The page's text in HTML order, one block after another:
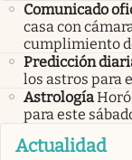
Comunicado
casa con
cumplimiento
Predicción
los astros para
Astrología
para este
Actualidad